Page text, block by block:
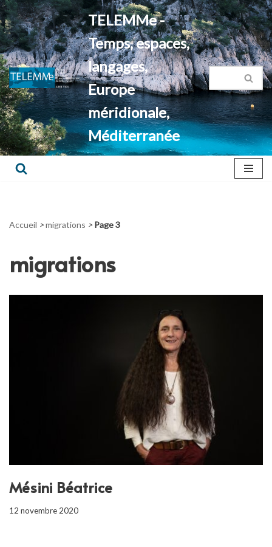
Aller
au
contenu
TELEMMe -
Temps, espaces,
langages,
Europe
méridionale,
Méditerranée
Accueil >migrations > Page 3
migrations
Mésini Béatrice
12 novembre 2020